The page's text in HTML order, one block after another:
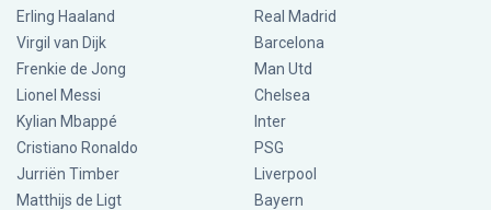
Erling Haaland
Virgil van Dijk
Frenkie de Jong
Lionel Messi
Kylian Mbappé
Cristiano Ronaldo
Jurriën Timber
Matthijs de Ligt
Real Madrid
Barcelona
Man Utd
Chelsea
Inter
PSG
Liverpool
Bayern